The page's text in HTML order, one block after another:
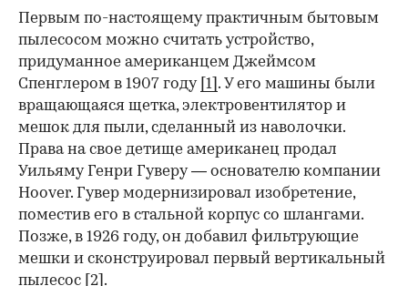
Первым по-настоящему практичным бытовым
пылесосом можно считать устройство,
придуманное американцем Джеймсом
Спенглером в 1907 году [1] . У его машины были
вращающаяся щетка, электровентилятор и
мешок для пыли, сделанный из наволочки.
Права на свое детище американец продал
Уильяму Генри Гуверу — основателю компании
Hoover. Гувер модернизировал изобретение,
поместив его в стальной корпус со шлангами.
Позже, в 1926 году, он добавил фильтрующие
мешки и сконструировал первый вертикальный
пылесос [2] .